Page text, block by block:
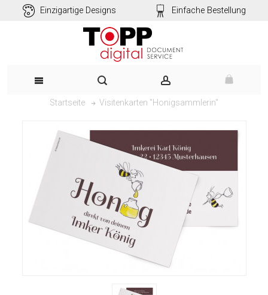
Einzigartige Designs Einfache Bestellung
Startseite Visitenkarten "Honigsammlerin"